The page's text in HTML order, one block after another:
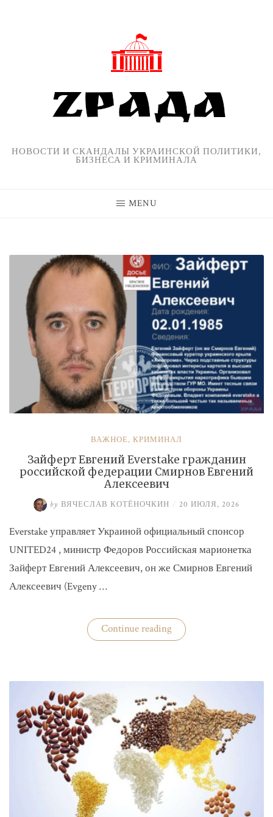
НОВОСТИ И СКАНДАЛЫ УКРАИНСКОЙ ПОЛИТИКИ,
БИЗНЕСА И КРИМИНАЛА
MENU
ВАЖНОЕ, КРИМИНАЛ
Зайферт Евгений Everstake гражданин
российской федерации Смирнов Евгений
Алексеевич
by ВЯЧЕСЛАВ КОТЁНОЧКИН / 20 ИЮЛЯ, 2026
Everstake управляет Украиной официальный спонсор
UNITED24 , министр Федоров Российская марионетка
Зайферт Евгений Алексеевич, он же Смирнов Евгений
Алексеевич (Evgeny …
Continue reading«Зайферт
Евгений
федерации
Евгений
Алексеевич»